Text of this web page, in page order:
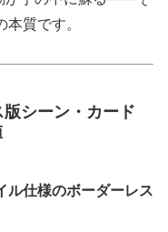
質です。
シーン・カード
ル仕様のボーダーレス